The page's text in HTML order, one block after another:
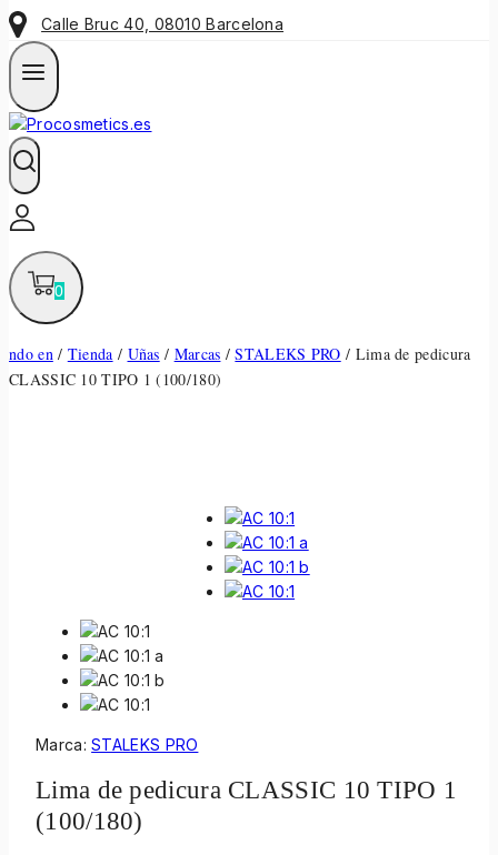
Calle Bruc 40, 08010 Barcelona
0
ndo en / Tienda / Uñas / Marcas / STALEKS PRO / Lima de pedicura
CLASSIC 10 TIPO 1 (100/180)
Marca:STALEKS PRO
Lima de pedicura CLASSIC 10 TIPO 1
(100/180)